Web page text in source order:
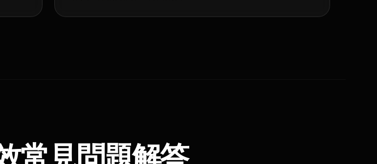
常見問題解答